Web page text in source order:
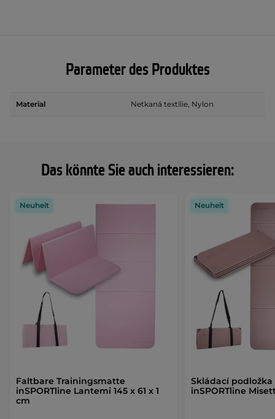
Das könnte Sie auch interessieren:
Faltbare Trainingsmatte
inSPORTline Lantemi 145 x 61 x 1
cm
Neuheit
Skládací
inSPORTline
Neuheit
Parameter des Produktes
Material Netkaná textílie, Nylon